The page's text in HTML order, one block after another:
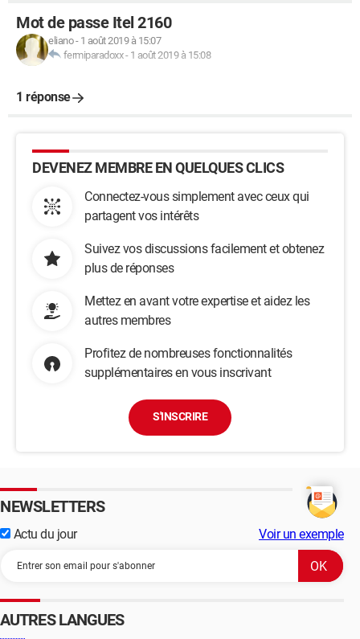
Mot de passe Itel 2160
eliano- 1 août 2019 à 15:07
fermiparadoxx- 1 août 2019 à 15:08
1 réponse
DEVENEZ MEMBRE EN QUELQUES CLICS
Connectez-vous simplement avec ceux qui
partagent vos intérêts
Suivez vos discussions facilement et obtenez
plus de réponses
Mettez en avant votre expertise et aidez les
autres membres
Profitez de nombreuses fonctionnalités
supplémentaires en vous inscrivant
S'INSCRIRE
NEWSLETTERS
Actu du jour Voir un exemple
AUTRES LANGUES